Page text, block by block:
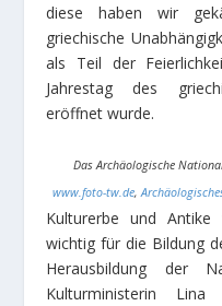
diese haben wir
griechische
als Teil der
Jahrestag des
eröffnet wurde.
Das Archäologische
www.foto-tw.de,
Kulturerbe und
wichtig für die Bildung
Herausbildung der
Kulturministerin